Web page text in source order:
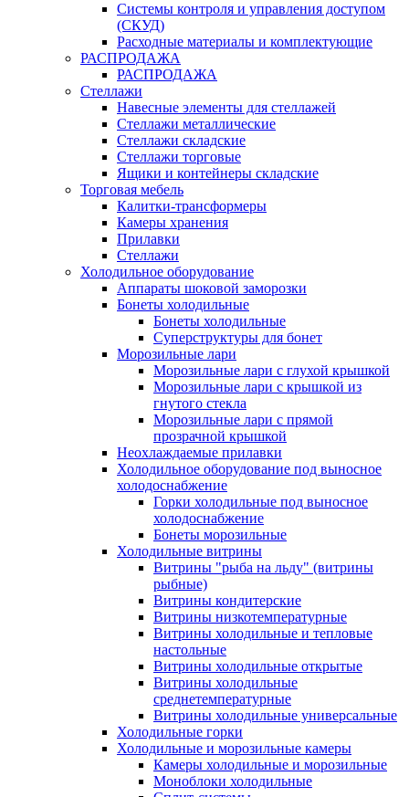
Системы контроля и управления доступом
(СКУД)
Расходные материалы и комплектующие
РАСПРОДАЖА
РАСПРОДАЖА
Стеллажи
Навесные элементы для стеллажей
Стеллажи металлические
Стеллажи складские
Стеллажи торговые
Ящики и контейнеры складские
Торговая мебель
Калитки-трансформеры
Камеры хранения
Прилавки
Стеллажи
Холодильное оборудование
Аппараты шоковой заморозки
Бонеты холодильные
Бонеты холодильные
Суперструктуры для бонет
Морозильные лари
Морозильные лари с глухой крышкой
Морозильные лари с крышкой из
гнутого стекла
Морозильные лари с прямой
прозрачной крышкой
Неохлаждаемые прилавки
Холодильное оборудование под выносное
холодоснабжение
Горки холодильные под выносное
холодоснабжение
Бонеты морозильные
Холодильные витрины
Витрины "рыба на льду" (витрины
рыбные)
Витрины кондитерские
Витрины низкотемпературные
Витрины холодильные и тепловые
настольные
Витрины холодильные открытые
Витрины холодильные
среднетемпературные
Витрины холодильные универсальные
Холодильные горки
Холодильные и морозильные камеры
Камеры холодильные и морозильные
Моноблоки холодильные